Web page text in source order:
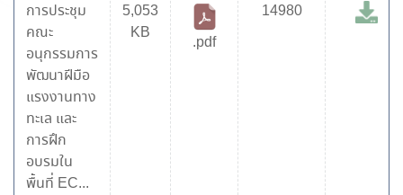
การประชุม
คณะ
อนุกรรมการ
พัฒนาฝีมือ
แรงงานทาง
ทะเล และ
การฝึก
อบรมใน
พื้นที่ EC...
5,053
KB
.pdf
14980